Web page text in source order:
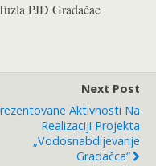
PJD Gradačac
Next Post
Aktivnosti Na
Realizaciji Projekta
„Vodosnabdijevanje
Gradačca“